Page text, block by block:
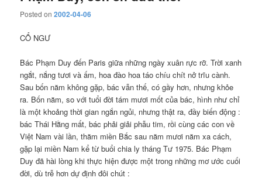
Posted on2002-04-06
CỔ NGƯ
Bác Phạm Duy đến Paris giữa những ngày xuân rực rỡ. Trời xanh
ngắt, nắng tươi và ấm, hoa đào hoa táo chíu chít nở trĩu cành.
Sau bốn năm không gặp, bác vẫn thế, có gầy hơn, nhưng khỏe
ra. Bốn năm, so với tuổi đời tám mươi mốt của bác, hình như chỉ
là một khoảng thời gian ngắn ngủi, nhưng thật ra, đầy biến động :
bác Thái Hằng mất, bác phải giải phẫu tim, rồi cùng các con về
Việt Nam vài lần, thăm miền Bắc sau năm mươi năm xa cách,
gặp lại miền Nam kể từ buổi chia ly tháng Tư 1975. Bác Phạm
Duy đã hài lòng khi thực hiện được một trong những mơ ước cuối
đời, dù trễ hơn dự định đôi chút :